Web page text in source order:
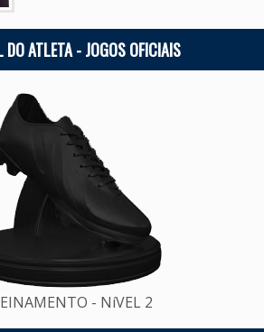
DO ATLETA - JOGOS OFICIAIS
- NíVEL 2